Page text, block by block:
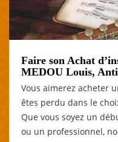
Faire son Achat
MEDOU Louis,
Vous aimerez acheter
êtes perdu dans le
Que vous soyez un
ou un professionnel,